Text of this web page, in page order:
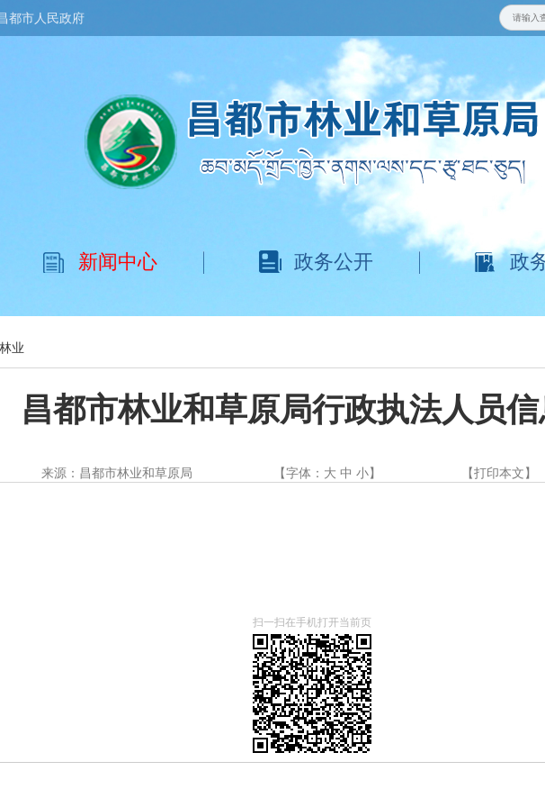
都市人民政府
新闻中心 政务公开 政
业
昌都市林业和草原局行政执法人员
来源：昌都市林业和草原局 【字体： 大 中 小】 【打印本文】
扫一扫在手机打开当前页